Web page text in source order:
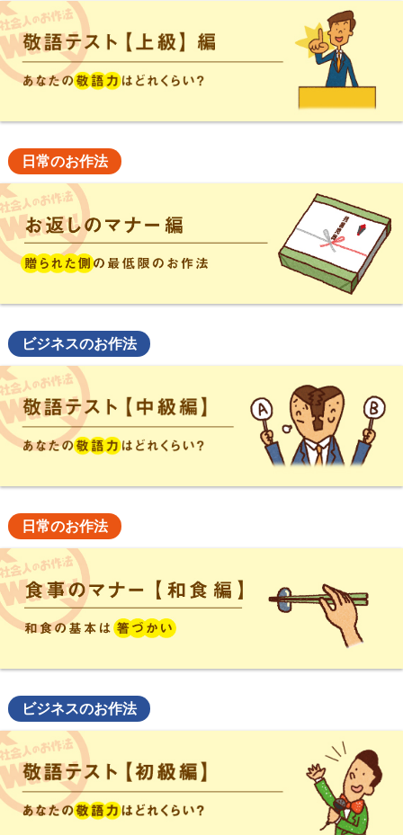
日常のお作法
ビジネスのお作法
日常のお作法
ビジネスのお作法